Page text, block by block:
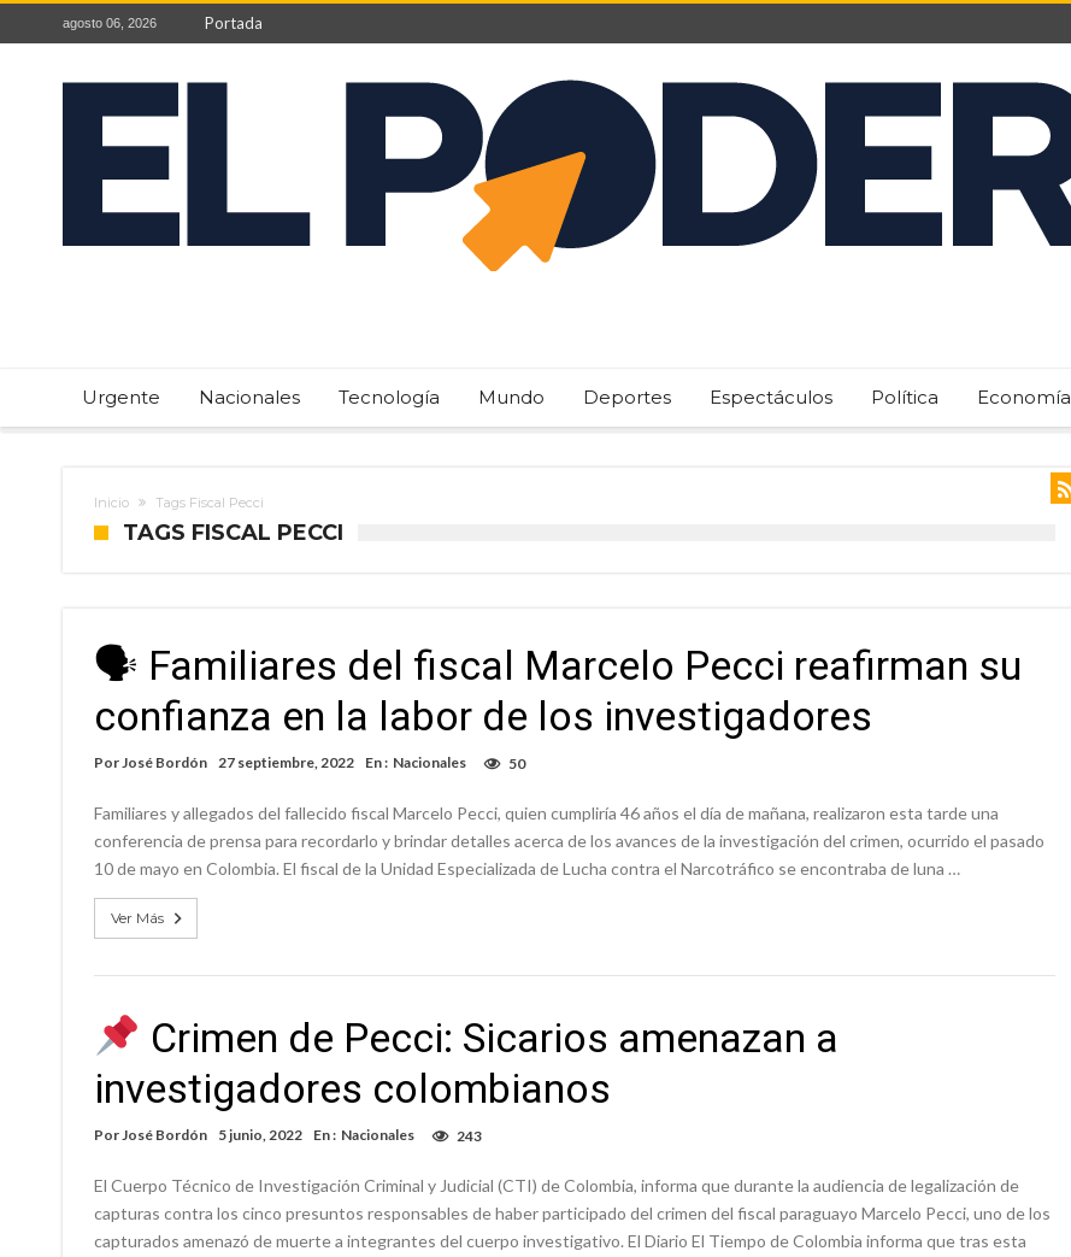
agosto 06, 2026 Portada
Urgente Nacionales Tecnología Mundo Deportes Espectáculos Política Economía
Inicio Tags Fiscal Pecci
TAGS FISCAL PECCI
🗣 Familiares del fiscal Marcelo Pecci reafirman su
confianza en la labor de los investigadores
PorJosé Bordón 27 septiembre, 2022 En : Nacionales 50
Familiares y allegados del fallecido fiscal Marcelo Pecci, quien cumpliría 46 años el día de mañana, realizaron esta tarde una
conferencia de prensa para recordarlo y brindar detalles acerca de los avances de la investigación del crimen, ocurrido el pasado
10 de mayo en Colombia. El fiscal de la Unidad Especializada de Lucha contra el Narcotráfico se encontraba de luna …
Ver Más
Crimen de Pecci: Sicarios amenazan a
investigadores colombianos
PorJosé Bordón 5 junio, 2022 En : Nacionales 243
El Cuerpo Técnico de Investigación Criminal y Judicial (CTI) de Colombia, informa que durante la audiencia de legalización de
capturas contra los cinco presuntos responsables de haber participado del crimen del fiscal paraguayo Marcelo Pecci, uno de los
capturados amenazó de muerte a integrantes del cuerpo investigativo. El Diario El Tiempo de Colombia informa que tras esta